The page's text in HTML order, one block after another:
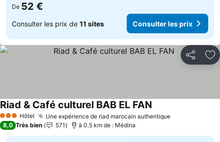
De 52 €
Consulter les prix de 11 sites Consulter les prix
Partager
3 ÉtoilesHôtel Une expérience de riad marocain authentiqueConsulter
Riad & Café culturel BAB EL FAN
8,0 Très bien 571 à 0.5 km de : Médina